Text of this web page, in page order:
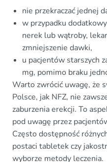
nie przekraczać jednej
w przypadku
nerek lub wątroby,
zmniejszenie dawki,
u pacjentów starszych
mg, pomimo braku
Warto zwrócić uwagę, że
Polsce, jak NFZ, nie
zaburzenia erekcji. To
pod uwagę przez
Często dostępność
postaci tabletek czy
wyborze metody leczenia.